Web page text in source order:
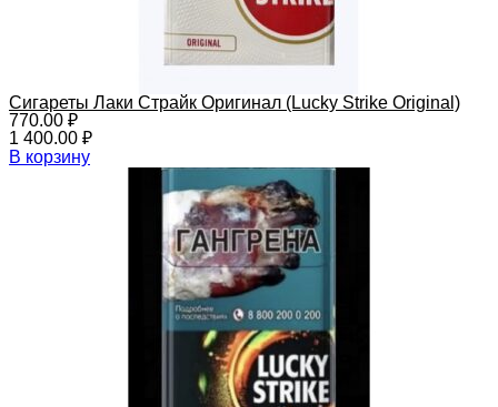
Сигареты Лаки Страйк Оригинал (Lucky Strike Original)
770.00 ₽
1 400.00 ₽
В корзину